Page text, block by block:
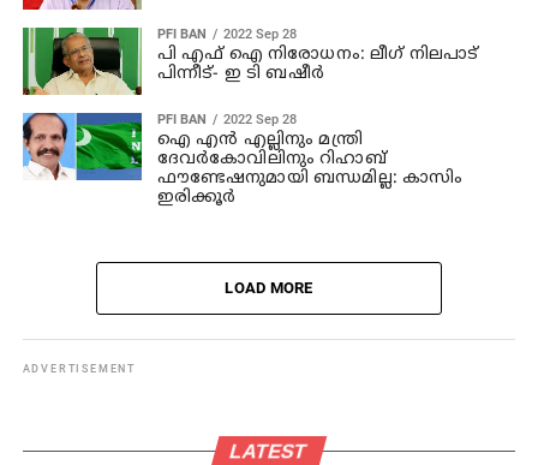
PFI BAN 2022 Sep 28
പി എഫ് ഐ നിരോധനം: ലീഗ് നിലപാട്
പിന്നീട്- ഇ ടി ബഷീര്‍
PFI BAN 2022 Sep 28
ഐ എന്‍ എല്ലിനും മന്ത്രി
ദേവര്‍കോവിലിനും റിഹാബ്
ഫൗണ്ടേഷനുമായി ബന്ധമില്ല: കാസിം
ഇരിക്കൂര്‍
LOAD MORE
ADVERTISEMENT
LATEST